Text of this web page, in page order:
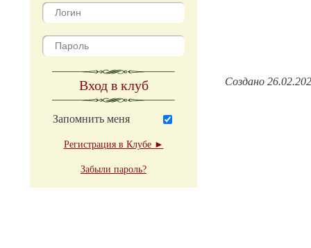
Вход в клуб
Запомнить меня
Регистрация в Клубе ►
Забыли пароль?
Создано